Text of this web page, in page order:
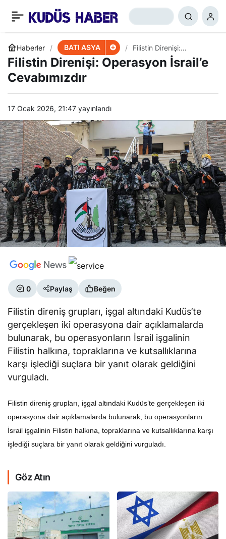
Haberler BATI ASYA
Filistin Direnişi:
Operasyon İsrail’e
Cevabımızdır
Filistin Direnişi: Operasyon İsrail’e
Cevabımızdır
17 Ocak 2026, 21:47 yayınlandı
0 Paylaş Beğen
Filistin direniş grupları, işgal altındaki Kudüs’te
gerçekleşen iki operasyona dair açıklamalarda
bulunarak, bu operasyonların İsrail işgalinin
Filistin halkına, topraklarına ve kutsallıklarına
karşı işlediği suçlara bir yanıt olarak geldiğini
vurguladı.
Filistin direniş grupları, işgal altındaki Kudüs’te gerçekleşen iki
operasyona dair açıklamalarda bulunarak, bu operasyonların
İsrail işgalinin Filistin halkına, topraklarına ve kutsallıklarına karşı
işlediği suçlara bir yanıt olarak geldiğini vurguladı.
Göz Atın
ABD’den Filistin Yönetimi
İçin Yeni Karar
+ 0 Paylaş